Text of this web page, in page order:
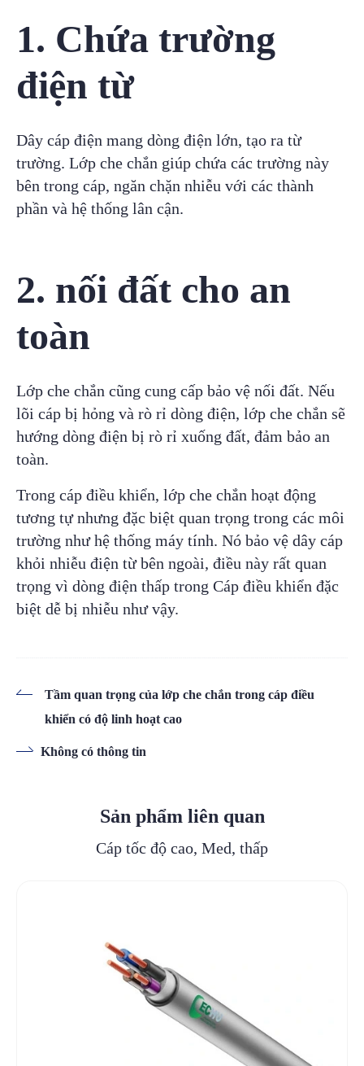
1. Chứa trường
điện từ
Dây cáp điện mang dòng điện lớn, tạo ra từ
trường. Lớp che chắn giúp chứa các trường này
bên trong cáp, ngăn chặn nhiễu với các thành
phần và hệ thống lân cận.
2. nối đất cho an
toàn
Lớp che chắn cũng cung cấp bảo vệ nối đất. Nếu
lõi cáp bị hỏng và rò rỉ dòng điện, lớp che chắn sẽ
hướng dòng điện bị rò rỉ xuống đất, đảm bảo an
toàn.
Trong cáp điều khiển, lớp che chắn hoạt động
tương tự nhưng đặc biệt quan trọng trong các môi
trường như hệ thống máy tính. Nó bảo vệ dây cáp
khỏi nhiễu điện từ bên ngoài, điều này rất quan
trọng vì dòng điện thấp trong Cáp điều khiển đặc
biệt dễ bị nhiễu như vậy.
Tầm quan trọng của lớp che chắn trong cáp điều
khiển có độ linh hoạt cao
Không có thông tin
Sản phẩm liên quan
Cáp tốc độ cao, Med, thấp